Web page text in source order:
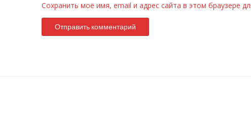
Сохранить моё имя, email и адрес сайта в этом браузере